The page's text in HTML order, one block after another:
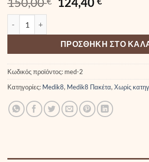
price
150,00 €.είναι:
124,40
ΠΡΟΣΘΉΚΗ ΣΤΟ
Κωδικός προϊόντος: med-2
Κατηγορίες: Medik8, Medik8 Πακέτα,Χωρίς